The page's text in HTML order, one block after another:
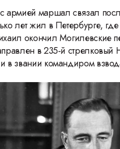
армией маршал связал
лет жил в Петербурге,
окончил Могилевские
в 235-й стрелковый
в звании командиром